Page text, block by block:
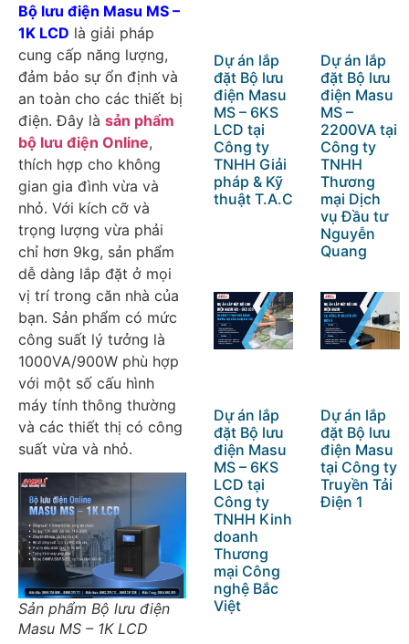
Bộ lưu điện Masu MS –
1K LCD là giải pháp
cung cấp năng lượng,
đảm bảo sự ổn định và
an toàn cho các thiết bị
điện. Đây là sản phẩm
bộ lưu điện Online,
thích hợp cho không
gian gia đình vừa và
nhỏ. Với kích cỡ và
trọng lượng vừa phải
chỉ hơn 9kg, sản phẩm
dễ dàng lắp đặt ở mọi
vị trí trong căn nhà của
bạn. Sản phẩm có mức
công suất lý tưởng là
1000VA/900W phù hợp
với một số cấu hình
máy tính thông thường
và các thiết thị có công
suất vừa và nhỏ.
Sản phẩm Bộ lưu điện
Masu MS – 1K LCD
Dự án lắp
đặt Bộ lưu
điện Masu
MS – 6KS
LCD tại
Công ty
TNHH Giải
pháp & Kỹ
thuật T.A.C
Dự án lắp
đặt Bộ lưu
điện Masu
MS –
2200VA tại
Công ty
TNHH
Thương
mại Dịch
vụ Đầu tư
Nguyễn
Quang
Dự án lắp
đặt Bộ lưu
điện Masu
MS – 6KS
LCD tại
Công ty
TNHH Kinh
doanh
Thương
mại Công
nghệ Bắc
Việt
Dự án lắp
đặt Bộ lưu
điện Masu
tại Công ty
Truyền Tải
Điện 1